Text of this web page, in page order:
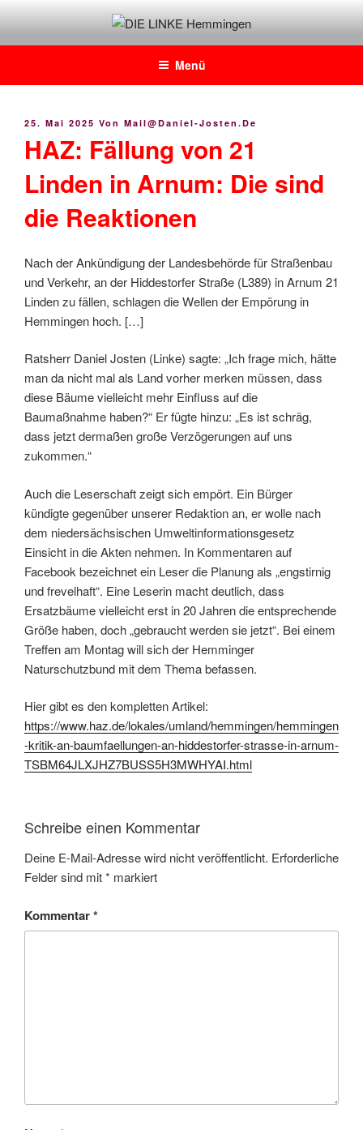
springenDIE LINKE Hemmingen
Daniel Josten, DIE LINKE im Rat der Stadt Hemmingen
Menü
Veröffentlicht
25. Mai 2025 Von Mail@daniel-Josten.de
HAZ: Fällung von 21
Linden in Arnum: Die sind
die Reaktionen
Nach der Ankündigung der Landesbehörde für Straßenbau
und Verkehr, an der Hiddestorfer Straße (L389) in Arnum 21
Linden zu fällen, schlagen die Wellen der Empörung in
Hemmingen hoch. […]
Ratsherr Daniel Josten (Linke) sagte: „Ich frage mich, hätte
man da nicht mal als Land vorher merken müssen, dass
diese Bäume vielleicht mehr Einfluss auf die
Baumaßnahme haben?“ Er fügte hinzu: „Es ist schräg,
dass jetzt dermaßen große Verzögerungen auf uns
zukommen.“
Auch die Leserschaft zeigt sich empört. Ein Bürger
kündigte gegenüber unserer Redaktion an, er wolle nach
dem niedersächsischen Umweltinformationsgesetz
Einsicht in die Akten nehmen. In Kommentaren auf
Facebook bezeichnet ein Leser die Planung als „engstirnig
und frevelhaft“. Eine Leserin macht deutlich, dass
Ersatzbäume vielleicht erst in 20 Jahren die entsprechende
Größe haben, doch „gebraucht werden sie jetzt“. Bei einem
Treffen am Montag will sich der Hemminger
Naturschutzbund mit dem Thema befassen.
Hier gibt es den kompletten Artikel:
https://www.haz.de/lokales/umland/hemmingen/hemmingen
-kritik-an-baumfaellungen-an-hiddestorfer-strasse-in-arnum-
TSBM64JLXJHZ7BUSS5H3MWHYAI.html
Schreibe einen Kommentar
Deine E-Mail-Adresse wird nicht veröffentlicht. Erforderliche
Felder sind mit* markiert
Kommentar*